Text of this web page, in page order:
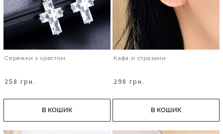
Сережки з хрестом
258 грн.
В КОШИК
Кафа зі стразами
298 грн.
В КОШИК